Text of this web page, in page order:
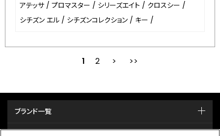
アテッサ / プロマスター / シリーズエイト / クロスシー /
シチズン エル / シチズンコレクション / キー /
1 2
ブランド一覧